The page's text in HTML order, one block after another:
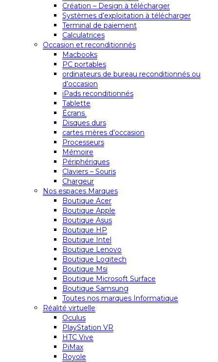
Création – Design à télécharger
Systèmes d’exploitation à télécharger
Terminal de paiement
Calculatrices
Occasion et reconditionnés
Macbooks
PC portables
ordinateurs de bureau reconditionnés ou
d’occasion
iPads reconditionnés
Tablette
Écrans
Disques durs
cartes mères d’occasion
Processeurs
Mémoire
Périphériques
Claviers – Souris
Chargeur
Nos espaces Marques
Boutique Acer
Boutique Apple
Boutique Asus
Boutique HP
Boutique Intel
Boutique Lenovo
Boutique Logitech
Boutique Msi
Boutique Microsoft Surface
Boutique Samsung
Toutes nos marques Informatique
Réalité virtuelle
Oculus
PlayStation VR
HTC Vive
PiMax
Royole